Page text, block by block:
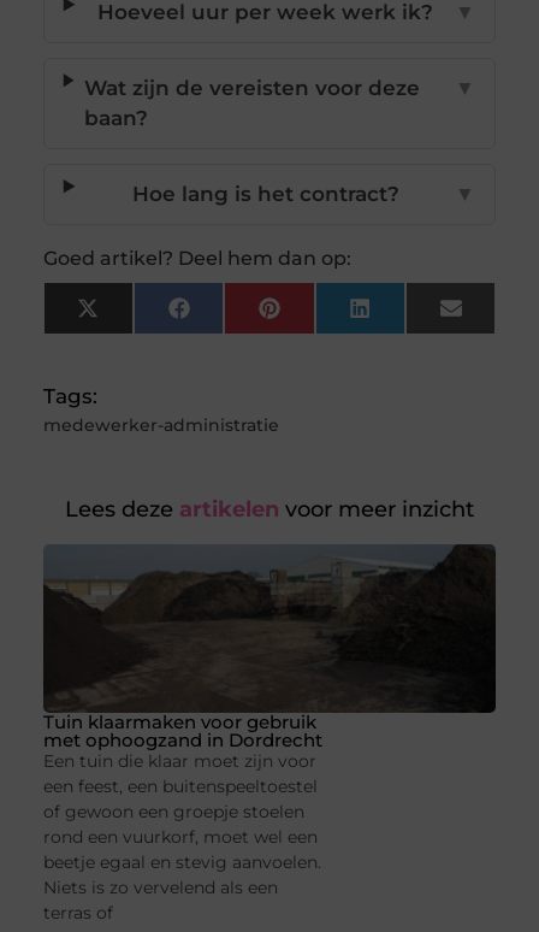
Hoeveel uur per week werk ik? ▼
Wat zijn de vereisten voor deze
baan?
▼
Hoe lang is het contract? ▼
Goed artikel? Deel hem dan op:
X
(Twitter)
FacebookPinterestLinkedInEmail
Tags:
medewerker-administratie
Lees deze artikelen voor meer inzicht
Tuin klaarmaken voor gebruik
met ophoogzand in Dordrecht
Een tuin die klaar moet zijn voor
een feest, een buitenspeeltoestel
of gewoon een groepje stoelen
rond een vuurkorf, moet wel een
beetje egaal en stevig aanvoelen.
Niets is zo vervelend als een
terras of